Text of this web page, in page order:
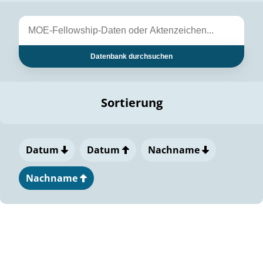
Datenbank durchsuchen
Sortierung
Datum Datum Nachname
Nachname